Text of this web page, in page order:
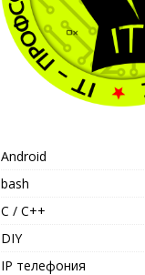
Android
bash
C / C++
DIY
IP телефония